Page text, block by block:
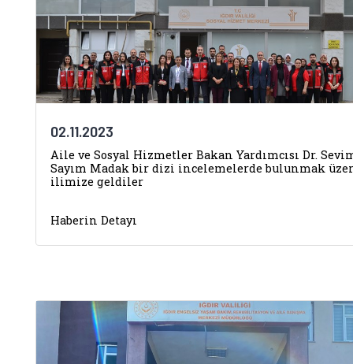
02.11.2023
Aile ve Sosyal Hizmetler Bakan Yardımcısı Dr.
Sayım Madak bir dizi incelemelerde bulunmak
ilimize geldiler
Haberin Detayı